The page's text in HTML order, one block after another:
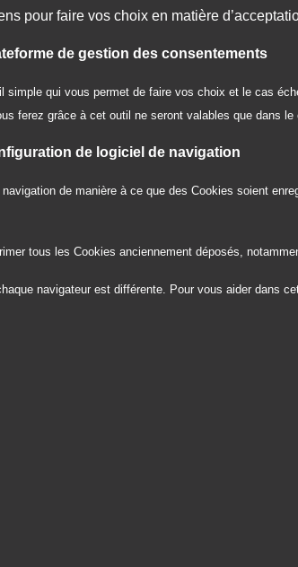
pour faire vos choix en matière
de gestion des consentements
simple qui vous permet de faire vos choix et le cas
ferez grâce à cet outil ne seront valables que dans
de logiciel de navigation
de manière à ce que des Cookies soient
tous les Cookies anciennement déposés,
navigateur est différente. Pour vous aider dans